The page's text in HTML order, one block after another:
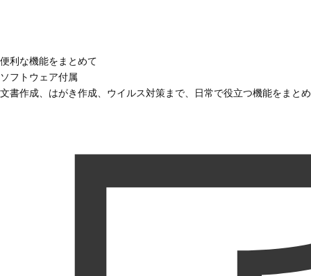
便利な機能をまとめて
ソフトウェア付属
文書作成、はがき作成、ウイルス対策まで、日常で役立つ機能をまと